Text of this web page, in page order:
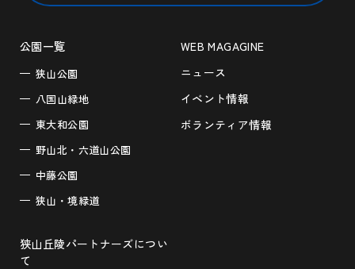
公園一覧
狭山公園
八国山緑地
東大和公園
野山北・六道山公園
中藤公園
狭山・境緑道
WEB MAGAGINE
ニュース
イベント情報
ボランティア情報
狭山丘陵パートナーズについ
て